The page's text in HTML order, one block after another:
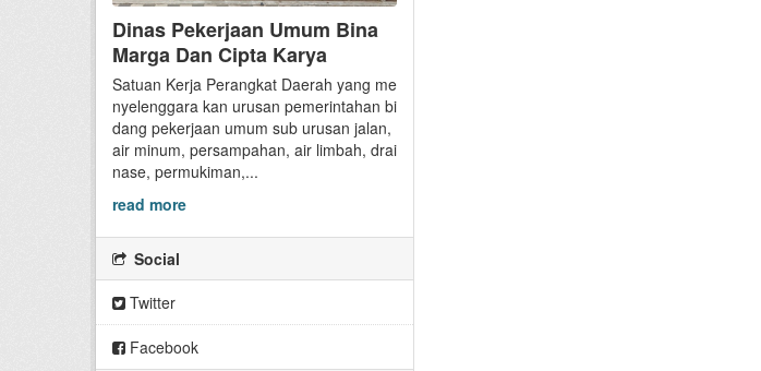
Dinas Pekerjaan Umum Bina
Marga Dan Cipta Karya
Satuan Kerja Perangkat Daerah yang me
nyelenggara kan urusan pemerintahan bi
dang pekerjaan umum sub urusan jalan,
air minum, persampahan, air limbah, drai
nase, permukiman,...
read more
Social
Twitter
Facebook